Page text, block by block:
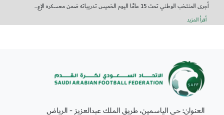
أجرى المنتخب الوطني تحت 15 عامًا اليوم الخميس تدريباته ضمن معسكره الإع...
أقرأ المزيد
العنوان: حي الياسمين، طريق الملك عبدالعزيز - الرياض